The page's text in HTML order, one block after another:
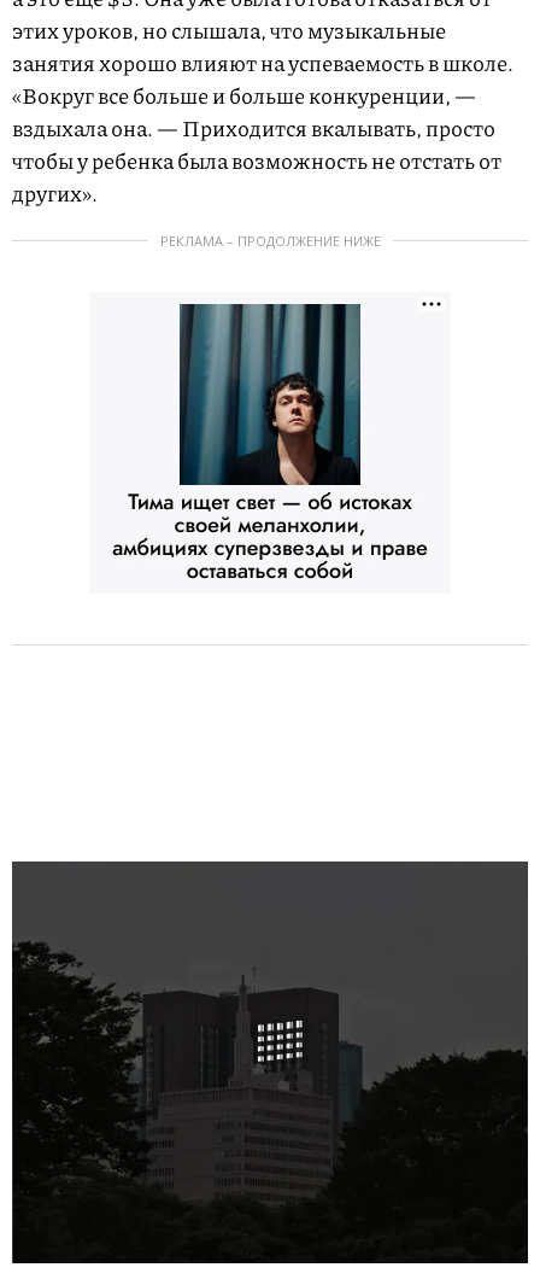
этих уроков, но слышала, что музыкальные
занятия хорошо влияют на успеваемость в школе.
«Вокруг все больше и больше конкуренции, —
вздыхала она. — Приходится вкалывать, просто
чтобы у ребенка была возможность не отстать от
других».
РЕКЛАМА – ПРОДОЛЖЕНИЕ НИЖЕ